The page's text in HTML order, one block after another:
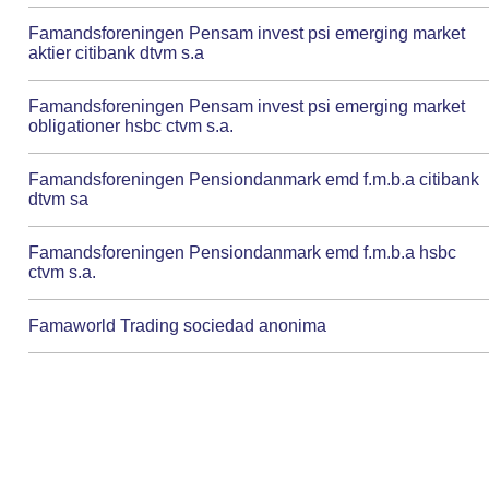
Famandsforeningen Pensam invest psi emerging market
aktier citibank dtvm s.a
Famandsforeningen Pensam invest psi emerging market
obligationer hsbc ctvm s.a.
Famandsforeningen Pensiondanmark emd f.m.b.a citibank
dtvm sa
Famandsforeningen Pensiondanmark emd f.m.b.a hsbc
ctvm s.a.
Famaworld Trading sociedad anonima